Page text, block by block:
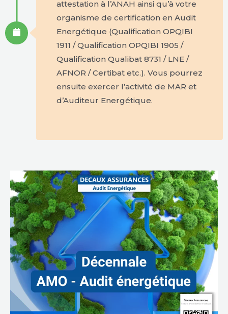
attestation à l’ANAH ainsi qu’à votre
organisme de certification en Audit
Energétique (Qualification OPQIBI
1911 / Qualification OPQIBI 1905 /
Qualification Qualibat 8731 / LNE /
AFNOR / Certibat etc.). Vous pourrez
ensuite exercer l’activité de MAR et
d’Auditeur Energétique.